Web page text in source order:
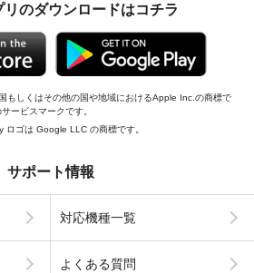
のダウンロードはコチラ
もしくはその他の国や地域におけるApple Inc.の商標で
ービスマークです。
ゴは Google LLC の商標です。
サポート情報
対応機種一覧
よくある質問